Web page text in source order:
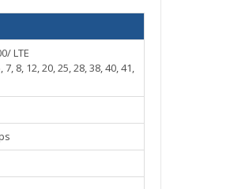
LTE
8, 12, 20, 25, 28, 38, 40, 41,